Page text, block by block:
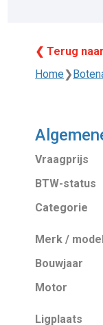
❮ Terug
Home❯
Vraagprijs
BTW-status
Categorie
Merk / model
Bouwjaar
Motor
Ligplaats